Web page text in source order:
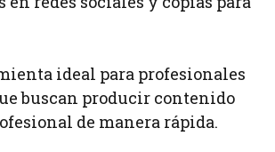
ideal para profesionales
buscan producir contenido
de manera rápida.